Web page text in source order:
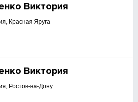
Виктория
Красная Яруга
Виктория
Ростов-на-Дону